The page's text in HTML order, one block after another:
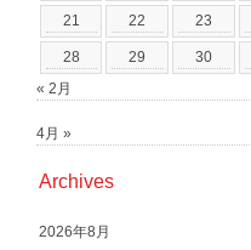
21 22 23
28 29 30
« 2月
4月 »
Archives
2026年8月